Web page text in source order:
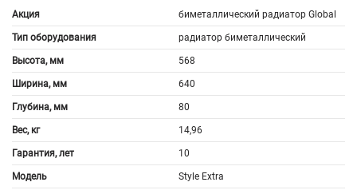
Акция биметаллический радиатор Global
Тип оборудования радиатор биметаллический
Высота, мм 568
Ширина, мм 640
Глубина, мм 80
Вес, кг 14,96
Гарантия, лет 10
Модель Style Extra